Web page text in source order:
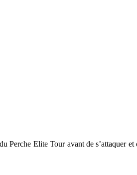
Elite Tour avant de s’attaquer et